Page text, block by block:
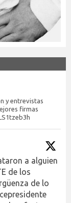
y entrevistas
firmas
a alguien
de los
de lo